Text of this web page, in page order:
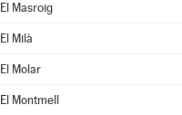
El Masroig
El Milà
El Molar
El Montmell